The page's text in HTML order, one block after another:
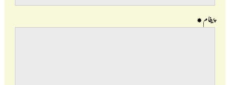
پیغام*